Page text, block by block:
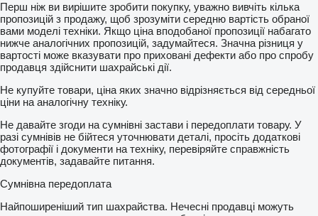
Перш ніж ви вирішите зробити покупку, уважно вивчіть кілька
пропозицій з продажу, щоб зрозуміти середню вартість обраної
вами моделі техніки. Якщо ціна вподобаної пропозиції набагато
нижче аналогічних пропозицій, задумайтеся. Значна різниця у
вартості може вказувати про приховані дефекти або про спробу
продавця здійснити шахрайські дії.
Не купуйте товари, ціна яких значно відрізняється від середньої
ціни на аналогічну техніку.
Не давайте згоди на сумнівні застави і передоплати товару. У
разі сумнівів не бійтеся уточнювати деталі, просіть додаткові
фотографії і документи на техніку, перевіряйте справжність
документів, задавайте питання.
Сумнівна передоплата
Найпоширеніший тип шахрайства. Нечесні продавці можуть